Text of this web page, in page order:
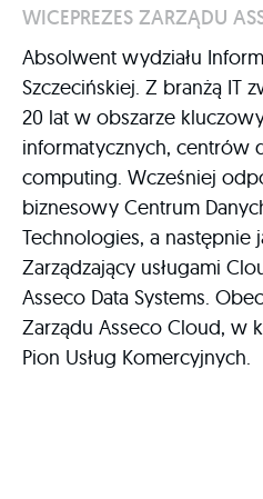
WICEPREZES ZARZĄDU
Absolwent wydziału
Szczecińskiej. Z branżą IT
20 lat w obszarze
informatycznych, centrów
computing. Wcześniej
biznesowy Centrum
Technologies, a następnie
Zarządzający usługami
Asseco Data Systems.
Zarządu Asseco Cloud, w
Pion Usług Komercyjnych.